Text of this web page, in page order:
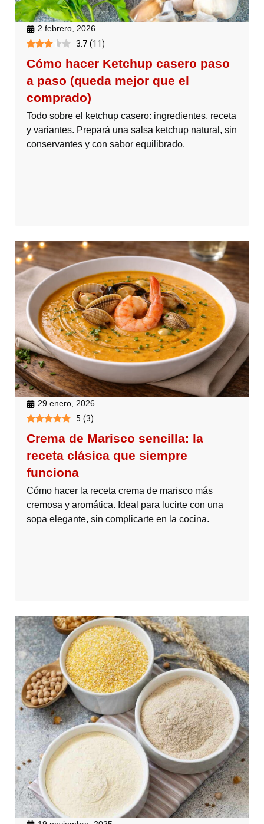
2 febrero, 2026
3.7 (11)
Cómo hacer Ketchup casero paso
a paso (queda mejor que el
comprado)
Todo sobre el ketchup casero: ingredientes, receta
y variantes. Prepará una salsa ketchup natural, sin
conservantes y con sabor equilibrado.
29 enero, 2026
5 (3)
Crema de Marisco sencilla: la
receta clásica que siempre
funciona
Cómo hacer la receta crema de marisco más
cremosa y aromática. Ideal para lucirte con una
sopa elegante, sin complicarte en la cocina.